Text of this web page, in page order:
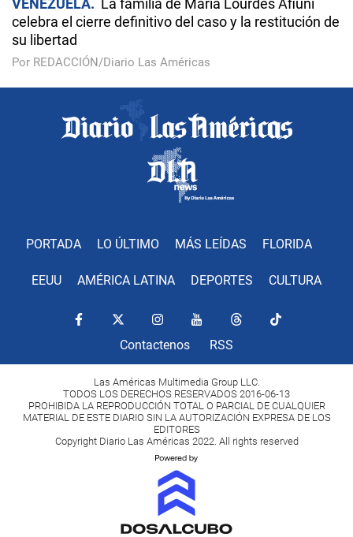
VENEZUELA
La familia de María Lourdes Afiuni
celebra el cierre definitivo del caso y la restitución de
su libertad
Por REDACCIÓN/Diario Las Américas
PORTADA LO ÚLTIMO MÁS LEÍDAS FLORIDA
EEUU AMÉRICA LATINA DEPORTES CULTURA
Contactenos RSS
Las Américas Multimedia Group LLC.
TODOS LOS DERECHOS RESERVADOS 2016-06-13
PROHIBIDA LA REPRODUCCIÓN TOTAL O PARCIAL DE CUALQUIER
MATERIAL DE ESTE DIARIO SIN LA AUTORIZACIÓN EXPRESA DE LOS
EDITORES
Copyright Diario Las Américas 2022. All rights reserved